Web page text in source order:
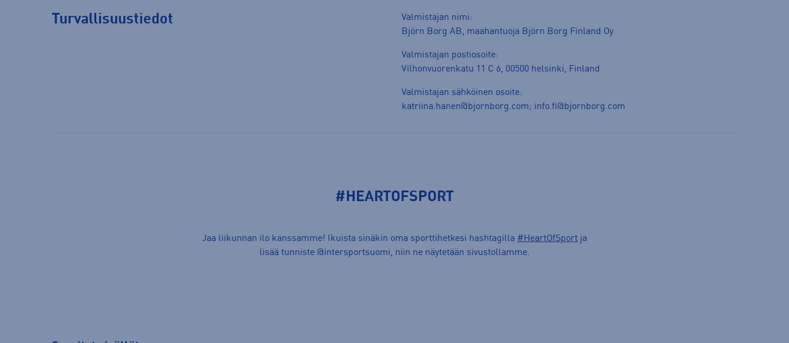
Turvallisuustiedot
Valmistajan nimi:
Björn Borg AB, maahantuoja Björn Borg Finland Oy
Valmistajan postiosoite:
Vilhonvuorenkatu 11 C 6, 00500 helsinki, Finland
Valmistajan sähköinen osoite:
katriina.hanen@bjornborg.com; info.fi@bjornborg.com
#HEARTOFSPORT
Jaa liikunnan ilo kanssamme! Ikuista sinäkin oma sporttihetkesi hashtagilla #HeartOfSport ja
lisää tunniste @intersportsuomi, niin ne näytetään sivustollamme.